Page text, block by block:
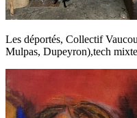
Les déportés, Collectif
Mulpas, Dupeyron),tech